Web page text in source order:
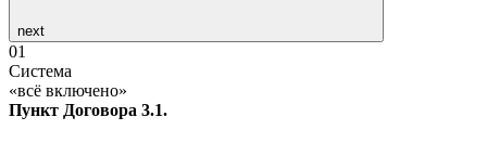
next
01
Система
«всё включено»
Пункт Договора 3.1.